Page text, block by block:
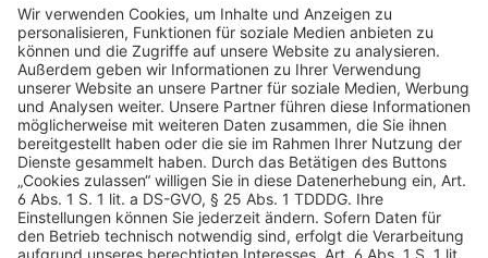
AGB Datenschutz
Impressum